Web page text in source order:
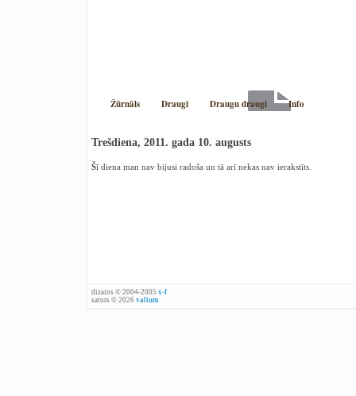
Žūrnāls Draugi Draugu draugi Info
Trešdiena, 2011. gada 10. augusts
Šī diena man nav bijusi radoša un tā arī nekas nav ierakstīts.
dizains © 2004-2005 x-f
saturs © 2026 valium